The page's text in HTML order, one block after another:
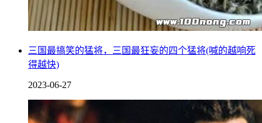
三国最搞笑的猛将，三国最狂妄的四个猛将(喊的越响死
得越快)
2023-06-27